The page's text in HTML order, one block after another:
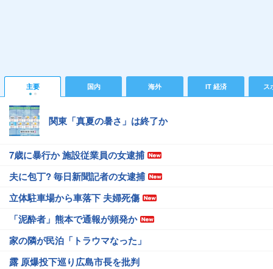
主要 国内 海外 IT 経済 ス
関東「真夏の暑さ」は終了か
7歳に暴行か 施設従業員の女逮捕
夫に包丁? 毎日新聞記者の女逮捕
立体駐車場から車落下 夫婦死傷
「泥酔者」熊本で通報が頻発か
家の隣が民泊「トラウマなった」
露 原爆投下巡り広島市長を批判